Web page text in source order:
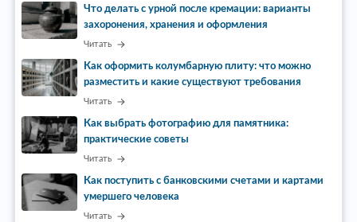
Что делать с урной после кремации: варианты
захоронения, хранения и оформления
Читать
Как оформить колумбарную плиту: что можно
разместить и какие существуют требования
Читать
Как выбрать фотографию для памятника:
практические советы
Читать
Как поступить с банковскими счетами и картами
умершего человека
Читать